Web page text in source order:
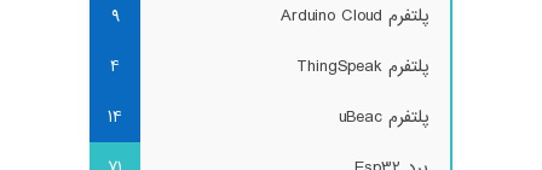
پلتفرم Arduino Cloud
9
پلتفرم ThingSpeak
4
پلتفرم uBeac
14